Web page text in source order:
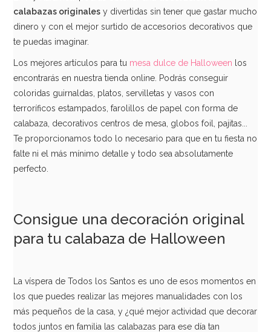
calabazas originales y divertidas sin tener que gastar mucho
dinero y con el mejor surtido de accesorios decorativos que
te puedas imaginar.
Los mejores artículos para tu mesa dulce de Halloween los
encontrarás en nuestra tienda online. Podrás conseguir
coloridas guirnaldas, platos, servilletas y vasos con
terroríficos estampados, farolillos de papel con forma de
calabaza, decorativos centros de mesa, globos foil, pajitas...
Te proporcionamos todo lo necesario para que en tu fiesta no
falte ni el más mínimo detalle y todo sea absolutamente
perfecto.
Consigue una decoración original
para tu calabaza de Halloween
La víspera de Todos los Santos es uno de esos momentos en
los que puedes realizar las mejores manualidades con los
más pequeños de la casa, y ¿qué mejor actividad que decorar
todos juntos en familia las calabazas para ese día tan